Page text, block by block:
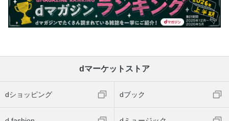
dマーケットストア
dショッピング dブック